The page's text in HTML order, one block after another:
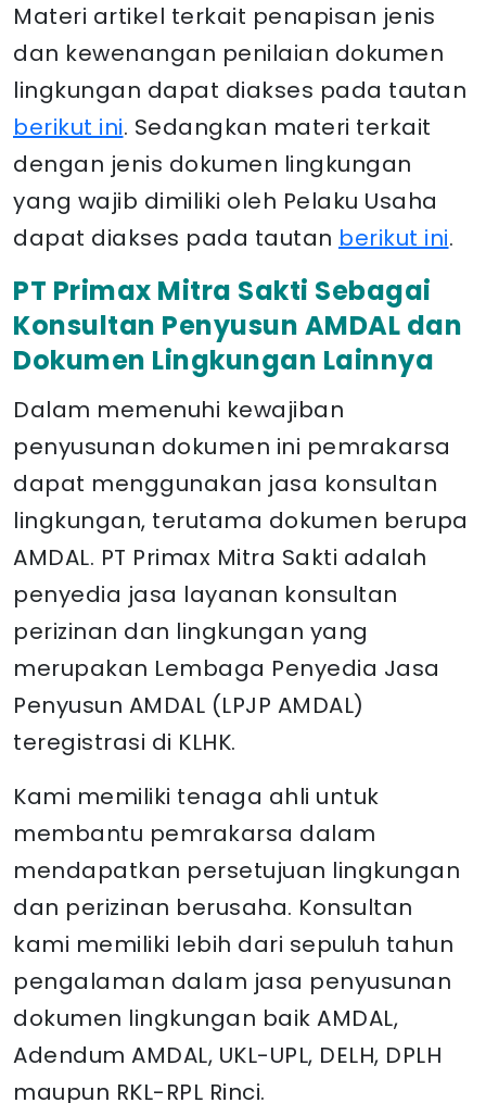
Materi artikel terkait penapisan jenis
dan kewenangan penilaian dokumen
lingkungan dapat diakses pada tautan
berikut ini. Sedangkan materi terkait
dengan jenis dokumen lingkungan
yang wajib dimiliki oleh Pelaku Usaha
dapat diakses pada tautan berikut ini.
PT Primax Mitra Sakti Sebagai
Konsultan Penyusun AMDAL dan
Dokumen Lingkungan Lainnya
Dalam memenuhi kewajiban
penyusunan dokumen ini pemrakarsa
dapat menggunakan jasa konsultan
lingkungan, terutama dokumen berupa
AMDAL. PT Primax Mitra Sakti adalah
penyedia jasa layanan konsultan
perizinan dan lingkungan yang
merupakan Lembaga Penyedia Jasa
Penyusun AMDAL (LPJP AMDAL)
teregistrasi di KLHK.
Kami memiliki tenaga ahli untuk
membantu pemrakarsa dalam
mendapatkan persetujuan lingkungan
dan perizinan berusaha. Konsultan
kami memiliki lebih dari sepuluh tahun
pengalaman dalam jasa penyusunan
dokumen lingkungan baik AMDAL,
Adendum AMDAL, UKL-UPL, DELH, DPLH
maupun RKL-RPL Rinci.